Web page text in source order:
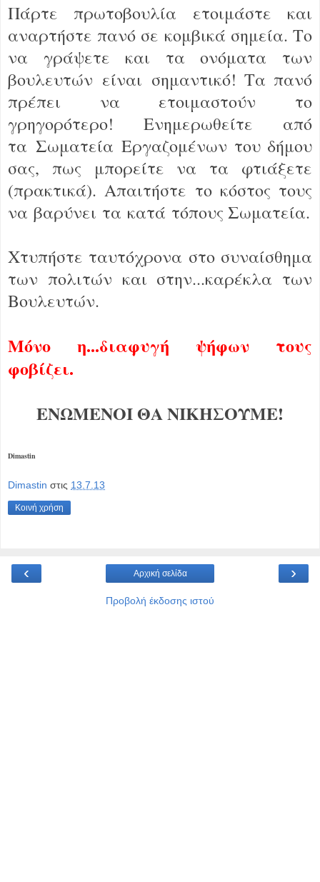
Πάρτε πρωτοβουλία ετοιμάστε και
αναρτήστε πανό σε κομβικά σημεία. Το
να γράψετε και τα ονόματα των
βουλευτών είναι σημαντικό! Τα πανό
πρέπει να ετοιμαστούν το
γρηγορότερο! Ενημερωθείτε από
τα Σωματεία Εργαζομένων του δήμου
σας, πως μπορείτε να τα φτιάξετε
(πρακτικά). Απαιτήστε το κόστος τους
να βαρύνει τα κατά τόπους Σωματεία.
Χτυπήστε ταυτόχρονα στο συναίσθημα
των πολιτών και στην...καρέκλα των
Βουλευτών.
Μόνο η...διαφυγή ψήφων τους
φοβίζει.
ΕΝΩΜΕΝΟΙ ΘΑ ΝΙΚΗΣΟΥΜΕ!
Dimastin
Dimastin στις 13.7.13
Κοινή χρήση
‹ ›
Αρχική σελίδα
Προβολή έκδοσης ιστού